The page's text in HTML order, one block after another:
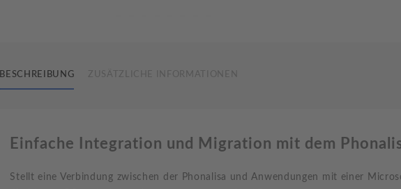
BESCHREIBUNG ZUSÄTZLICHE INFORMATIONEN
Einfache Integration und Migration mit dem
Stellt eine Verbindung zwischen der Phonalisa und Anwendungen mit einer